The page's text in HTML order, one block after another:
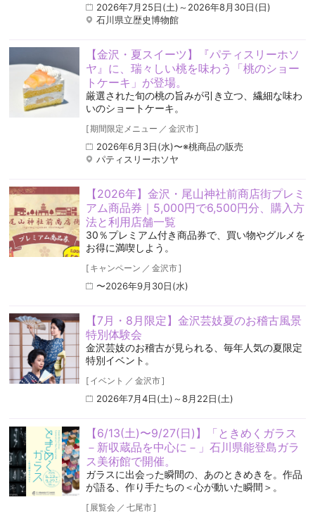
2026年7月25日(土)～2026年8月30日(日)
石川県立歴史博物館
【金沢・夏スイーツ】『パティスリーホソ
ヤ』に、瑞々しい桃を味わう「桃のショー
トケーキ」が登場。
厳選された旬の桃の旨みが引き立つ、繊細な味わ
いのショートケーキ。
[期間限定メニュー ／ 金沢市]
2026年6月3日(水)〜※桃商品の販売
パティスリーホソヤ
【2026年】金沢・尾山神社前商店街プレミ
アム商品券｜5,000円で6,500円分、購入方
法と利用店舗一覧
30％プレミアム付き商品券で、買い物やグルメを
お得に満喫しよう。
[ キャンペーン ／ 金沢市]
〜2026年9月30日(水)
【7月・8月限定】金沢芸妓夏のお稽古風景
特別体験会
金沢芸妓のお稽古が見られる、毎年人気の夏限定
特別イベント。
[ イベント ／ 金沢市]
2026年7月4日(土)～8月22日(土)
【6/13(土)〜9/27(日)】「ときめくガラス
－新収蔵品を中心に－」石川県能登島ガラ
ス美術館で開催。
ガラスに出会った瞬間の、あのときめきを。作品
が語る、作り手たちの＜心が動いた瞬間＞。
[ 展覧会 ／ 七尾市]